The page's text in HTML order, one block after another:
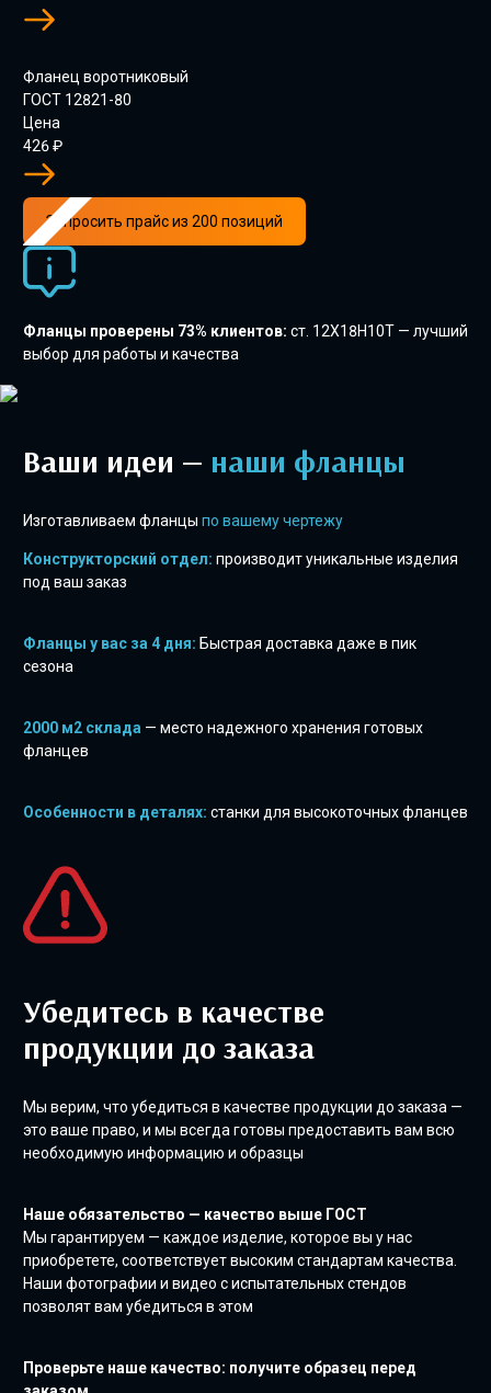
Фланец воротниковый
ГОСТ 12821-80
Цена
426₽
Запросить прайс из 200 позиций
Фланцы проверены 73% клиентов: ст. 12Х18Н10Т — лучший
выбор для работы и качества
Ваши идеи — наши фланцы
Изготавливаем фланцы по вашему чертежу
Конструкторский отдел: производит уникальные изделия
под ваш заказ
Фланцы у вас за 4 дня: Быстрая доставка даже в пик
сезона
2000 м2 склада — место надежного хранения готовых
фланцев
Особенности в деталях: станки для высокоточных фланцев
Убедитесь в качестве
продукции до заказа
Мы верим, что убедиться в качестве продукции до заказа —
это ваше право, и мы всегда готовы предоставить вам всю
необходимую информацию и образцы
Наше обязательство — качество выше ГОСТ
Мы гарантируем — каждое изделие, которое вы у нас
приобретете, соответствует высоким стандартам качества.
Наши фотографии и видео с испытательных стендов
позволят вам убедиться в этом
Проверьте наше качество: получите образец перед